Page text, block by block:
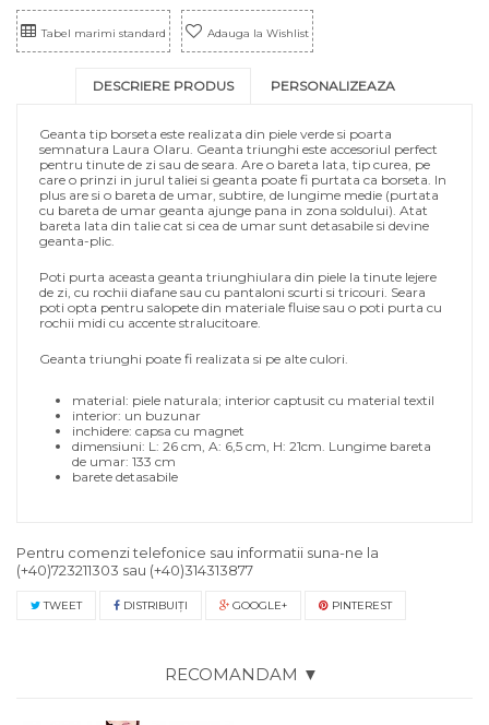
Tabel marimi standard Adauga la Wishlist
DESCRIERE PRODUS PERSONALIZEAZA
Geanta tip borseta este realizata din piele verde si poarta
semnatura Laura Olaru. Geanta triunghi este accesoriul perfect
pentru tinute de zi sau de seara. Are o bareta lata, tip curea, pe
care o prinzi in jurul taliei si geanta poate fi purtata ca borseta. In
plus are si o bareta de umar, subtire, de lungime medie (purtata
cu bareta de umar geanta ajunge pana in zona soldului). Atat
bareta lata din talie cat si cea de umar sunt detasabile si devine
geanta-plic.
Poti purta aceasta geanta triunghiulara din piele la tinute lejere
de zi, cu rochii diafane sau cu pantaloni scurti si tricouri. Seara
poti opta pentru salopete din materiale fluise sau o poti purta cu
rochii midi cu accente stralucitoare.
Geanta triunghi poate fi realizata si pe alte culori.
material: piele naturala; interior captusit cu material textil
interior: un buzunar
inchidere: capsa cu magnet
dimensiuni: L: 26 cm, A: 6,5 cm, H: 21cm. Lungime bareta
de umar: 133 cm
barete detasabile
Pentru comenzi telefonice sau informatii suna-ne la
(+40)723211303 sau (+40)314313877
TWEET DISTRIBUIŢI GOOGLE+ PINTEREST
RECOMANDAM ▼